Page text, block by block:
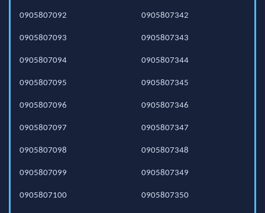
0905807092
0905807093
0905807094
0905807095
0905807096
0905807097
0905807098
0905807099
0905807100
0905807342
0905807343
0905807344
0905807345
0905807346
0905807347
0905807348
0905807349
0905807350